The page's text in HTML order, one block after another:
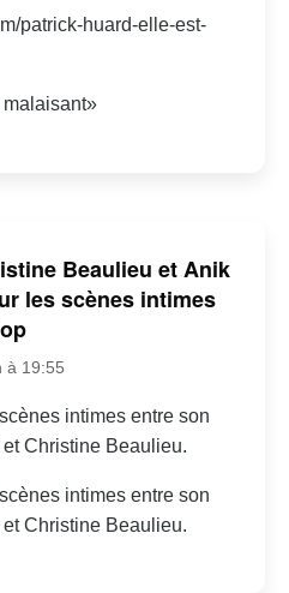
patrick-huard-elle-est-
Beaulieu et Anik
les scènes intimes
à 19:55
intimes entre son
Christine Beaulieu.
intimes entre son
Christine Beaulieu.